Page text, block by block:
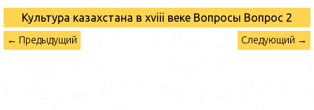
Культура казахстана в xviii веке Вопросы Вопрос 2
← Предыдущий Следующий →